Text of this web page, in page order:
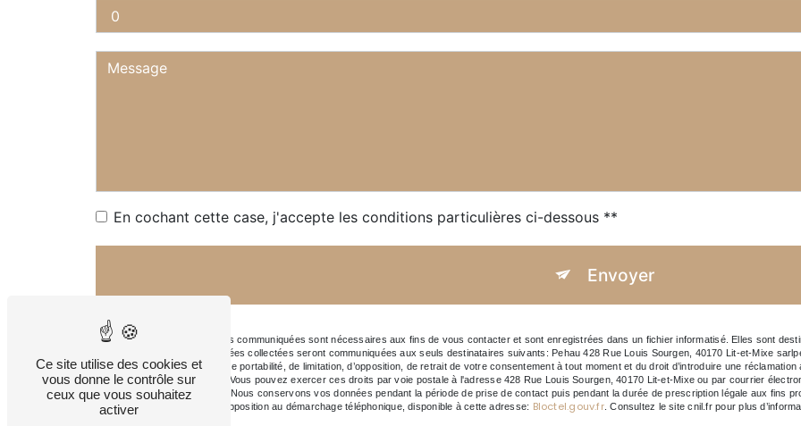
En cochant cette case, j'accepte les conditions particulières ci-dessous **
Envoyer
** Les données personnelles communiquées sont nécessaires aux fins de vous contacter et sont enregistrées dans un fichier informatisé. Elles sont
à votre message. Les données collectées seront communiquées aux seuls destinataires suivants: Pehau 428 Rue Louis Sourgen, 40170 Lit-et-Mixe
rectification, d’effacement, de portabilité, de limitation, d’opposition, de retrait de votre consentement à tout moment et du droit d’introduire une
vos données post-mortem. Vous pouvez exercer ces droits par voie postale à l'adresse 428 Rue Louis Sourgen, 40170 Lit-et-Mixe ou par courrier
pourra vous être demandé. Nous conservons vos données pendant la période de prise de contact puis pendant la durée de prescription légale aux fins
vous inscrire sur la liste d'opposition au démarchage téléphonique, disponible à cette adresse:
Bloctel.gouv.fr. Consultez le site cnil.fr pour plus
Ce site utilise des cookies et
vous donne le contrôle sur
ceux que vous souhaitez
activer